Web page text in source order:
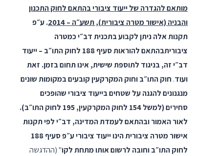
מותאם להגדרה של ייעוד ציבורי בהתאם לחוק התכנון
והבניה (אישור מטרה ציבורית), תשע״ה – 2014
. ע״פ
תקנות אלה ניתן לקבוע בתכנית דב״י כמטרה
ציבוריתבהתאם להוראות סעיף 188 לחוק התו״ב – ייעוד
דב״י זה, בניגוד לתוספת שישית, אינו תחום בזמן. זאת
ועוד. חוק התו״ב וחוק המקרקעין קובעים במקומות שונים
מנגנונים להגנה על שטחים בייעוד ציבורי שהופכים
סחירים (למשל 154 לחוק המקרקעין, 195 לחוק התו״ב).
לאור האמור ובהתאם לעמדת המדינה, דב״י לפי תקנות
אישור מטרה ציבורית הינו ייעוד ציבורי ע״פ סעיף 188
לחוק התו״ב וחובה לרשום אותו מתחת לקו" (ההדגשה